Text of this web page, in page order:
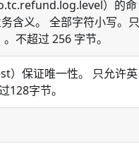
）的命
含义。 全部字符小写。只
不超过 256 字节。
）保证唯一性。 只允许英
字节。